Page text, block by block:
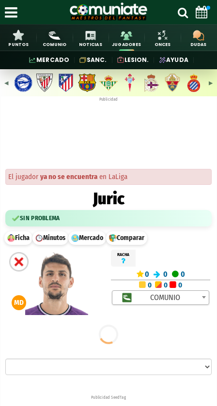
PUNTOS COMUNIO NOTICIAS JUGADORES ONCES DUDAS
MERCADO SANC. LESION. AYUDA
◀︎ ▶︎
Publicidad
El jugador ya no se encuentra en LaLiga
Juric
SIN PROBLEMA
Ficha Minutos Mercado Comparar
MD
RACHA
0 0 0
0 0 0
COMUNIO
Publicidad SeedTag